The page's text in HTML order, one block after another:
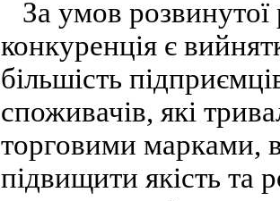
За умов розвинутої
конкуренція є
більшість
споживачів, які
торговими марками,
підвищити якість та